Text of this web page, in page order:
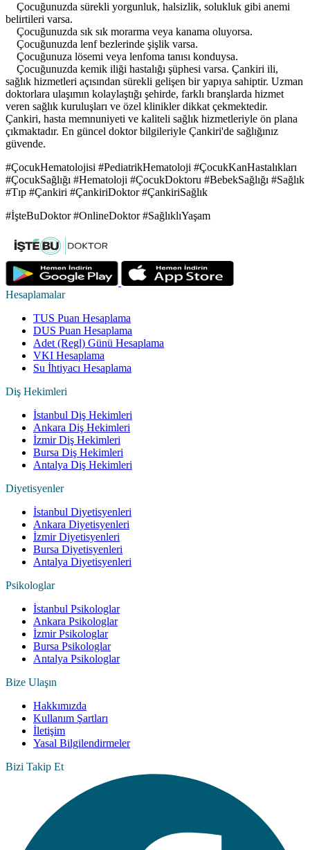
Çocuğunuzda sürekli yorgunluk, halsizlik, solukluk gibi anemi
belirtileri varsa.
Çocuğunuzda sık sık morarma veya kanama oluyorsa.
Çocuğunuzda lenf bezlerinde şişlik varsa.
Çocuğunuza lösemi veya lenfoma tanısı konduysa.
Çocuğunuzda kemik iliği hastalığı şüphesi varsa. Çankiri ili,
sağlık hizmetleri açısından sürekli gelişen bir yapıya sahiptir. Uzman
doktorlara ulaşımın kolaylaştığı şehirde, farklı branşlarda hizmet
veren sağlık kuruluşları ve özel klinikler dikkat çekmektedir.
Çankiri, hasta memnuniyeti ve kaliteli sağlık hizmetleriyle ön plana
çıkmaktadır. En güncel doktor bilgileriyle Çankiri'de sağlığınız
güvende.
#ÇocukHematolojisi #PediatrikHematoloji #ÇocukKanHastalıkları
#ÇocukSağlığı #Hematoloji #ÇocukDoktoru #BebekSağlığı #Sağlık
#Tıp #Çankiri #ÇankiriDoktor #ÇankiriSağlık
#İşteBuDoktor #OnlineDoktor #SağlıklıYaşam
Hesaplamalar
TUS Puan Hesaplama
DUS Puan Hesaplama
Adet (Regl) Günü Hesaplama
VKI Hesaplama
Su İhtiyacı Hesaplama
Diş Hekimleri
İstanbul Diş Hekimleri
Ankara Diş Hekimleri
İzmir Diş Hekimleri
Bursa Diş Hekimleri
Antalya Diş Hekimleri
Diyetisyenler
İstanbul Diyetisyenleri
Ankara Diyetisyenleri
İzmir Diyetisyenleri
Bursa Diyetisyenleri
Antalya Diyetisyenleri
Psikologlar
İstanbul Psikologlar
Ankara Psikologlar
İzmir Psikologlar
Bursa Psikologlar
Antalya Psikologlar
Bize Ulaşın
Hakkımızda
Kullanım Şartları
İletişim
Yasal Bilgilendirmeler
Bizi Takip Et